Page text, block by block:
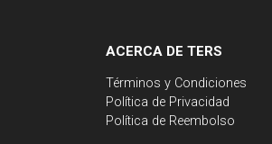
ACERCA DE TERS
Términos y Condiciones
Política de Privacidad
Política de Reembolso